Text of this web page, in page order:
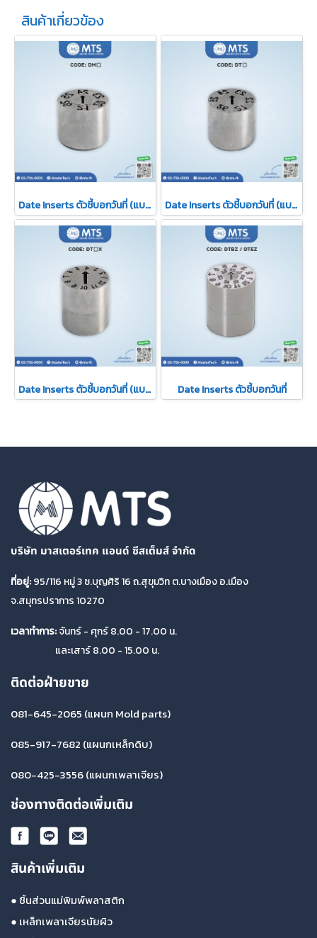
สินค้าเกี่ยวข้อง
Date Inserts ตัวชี้บอกวันที่ (แบบถอดไส้ไม่ได้) Date Inserts ตัวชี้บอกวันที่ (แบบถอดไส้ได้)
Date Inserts ตัวชี้บอกวันที่ (แบบถอดไส้ได้) Date Inserts ตัวชี้บอกวันที่
บริษัท มาสเตอร์เทค แอนด์ ซีสเต็มส์ จำกัด
ที่อยู่:95/116 หมู่ 3 ซ.บุญศิริ 16 ถ.สุขุมวิท ต.บางเมือง อ.เมือง
จ.สมุทรปราการ 10270
เวลาทำการ:จันทร์ - ศุกร์ 8.00 - 17.00 น.
และเสาร์ 8.00 - 15.00 น.
ติดต่อฝ่ายขาย
081-645-2065 (แผนก Mold parts)
085-917-7682 (แผนกเหล็กดิบ)
080-425-3556(แผนกเพลาเจียร)
ช่องทางติดต่อเพิ่มเติม
สินค้าเพิ่มเติม
● ชิ้นส่วนแม่พิมพ์พลาสติก
● เหล็กเพลาเจียรนัยผิว